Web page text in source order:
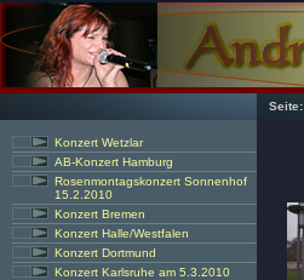
Seite:
Konzert Wetzlar
AB-Konzert Hamburg
Rosenmontagskonzert Sonnenhof
15.2.2010
Konzert Bremen
Konzert Halle/Westfalen
Konzert Dortmund
Konzert Karlsruhe am 5.3.2010